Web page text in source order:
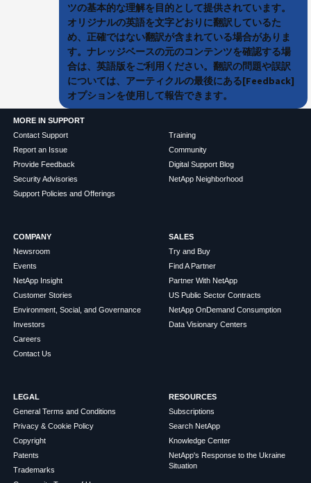
ツの基本的な理解を目的として提供されています。
オリジナルの英語を文字どおりに翻訳しているた
め、正確ではない翻訳が含まれている場合がありま
す。ナレッジベースの元のコンテンツを確認する場
合は、英語版をご利用ください。翻訳の問題や誤訳
については、アーティクルの最後にある[Feedback]
オプションを使用して報告できます。
MORE IN SUPPORT
Contact Support
Report an Issue
Provide Feedback
Security Advisories
Support Policies and Offerings
Training
Community
Digital Support Blog
NetApp Neighborhood
COMPANY
Newsroom
Events
NetApp Insight
Customer Stories
Environment, Social, and Governance
Investors
Careers
Contact Us
SALES
Try and Buy
Find A Partner
Partner With NetApp
US Public Sector Contracts
NetApp OnDemand Consumption
Data Visionary Centers
LEGAL
General Terms and Conditions
Privacy & Cookie Policy
Copyright
Patents
Trademarks
RESOURCES
Subscriptions
Search NetApp
Knowledge Center
NetApp's Response to the Ukraine
Situation